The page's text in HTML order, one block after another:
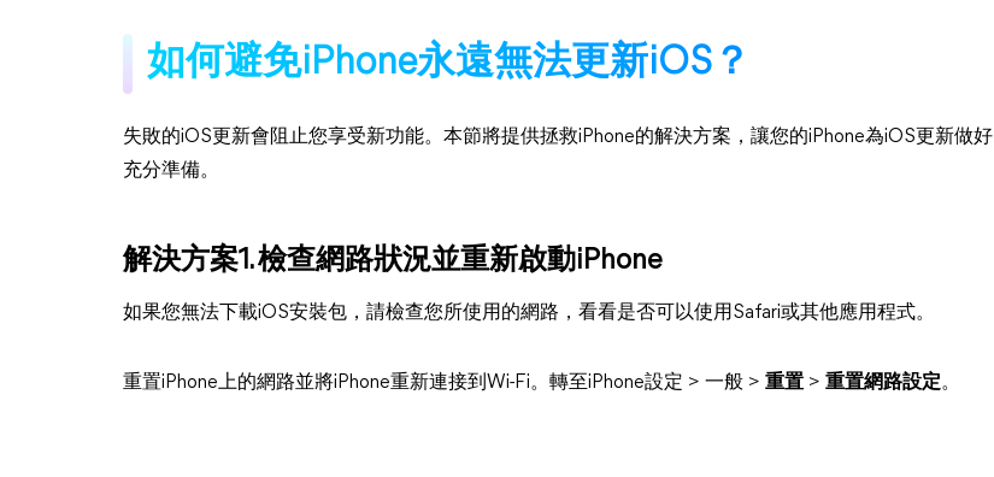
如何避免iPhone永遠無法更新iOS？
失敗的iOS更新會阻止您享受新功能。本節將提供拯救iPhone的解決方案，讓您的iPhone為iOS更新做好
充分準備。
解決方案1. 檢查網路狀況並重新啟動iPhone
如果您無法下載iOS安裝包，請檢查您所使用的網路，看看是否可以使用Safari或其他應用程式。
重置iPhone上的網路並將iPhone重新連接到Wi-Fi。轉至iPhone設定 > 一般 > 重置 > 重置網路設定。